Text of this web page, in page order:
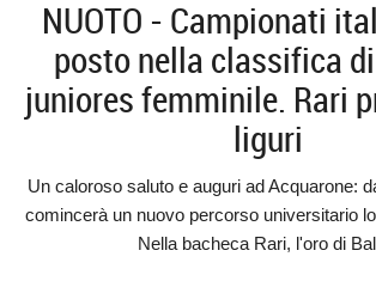
NUOTO - Campionati
posto nella classifica
juniores femminile. Rari
liguri
Un caloroso saluto e auguri ad Acquarone:
comincerà un nuovo percorso universitario
Nella bacheca Rari, l'oro di